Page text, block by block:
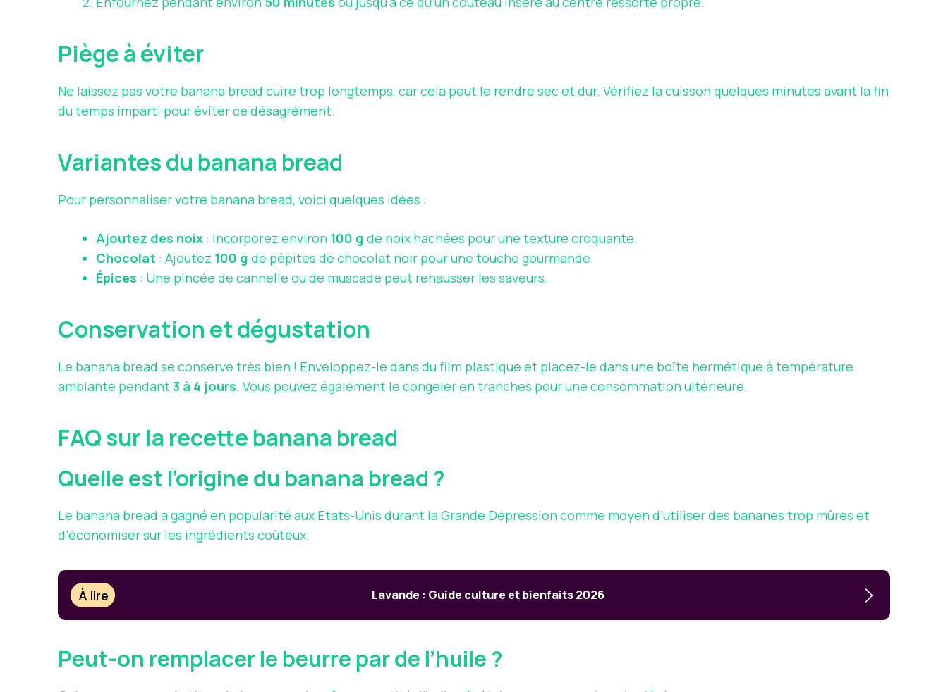
Piège à éviter
Ne laissez pas votre banana bread cuire trop longtemps, car cela peut le rendre sec et dur. Vérifiez la cuisson quelques minutes avant la fin
du temps imparti pour éviter ce désagrément.
Variantes du banana bread
Pour personnaliser votre banana bread, voici quelques idées :
Ajoutez des noix : Incorporez environ 100 g de noix hachées pour une texture croquante.
Chocolat : Ajoutez 100 g de pépites de chocolat noir pour une touche gourmande.
Épices : Une pincée de cannelle ou de muscade peut rehausser les saveurs.
Conservation et dégustation
Le banana bread se conserve très bien ! Enveloppez-le dans du film plastique et placez-le dans une boîte hermétique à température
ambiante pendant3 à 4 jours. Vous pouvez également le congeler en tranches pour une consommation ultérieure.
FAQ sur la recette banana bread
Quelle est l’origine du banana bread ?
Le banana bread a gagné en popularité aux États-Unis durant la Grande Dépression comme moyen d’utiliser des bananes trop mûres et
d’économiser sur les ingrédients coûteux.
À lire Lavande : Guide culture et bienfaits 2026
Peut-on remplacer le beurre par de l’huile ?